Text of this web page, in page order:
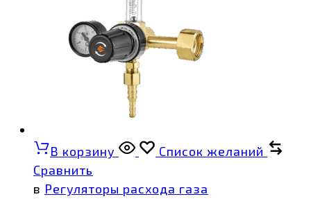
В корзину
Список желаний
Сравнить
в Регуляторы расхода газа